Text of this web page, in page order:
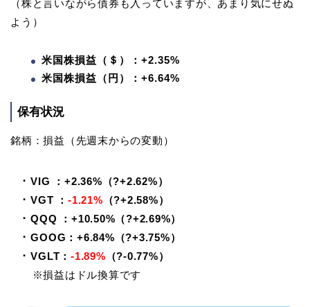
（株と言いながら債券も入っていますが、あまり気にせぬ
よう）
米国株損益（＄）：+2.35%
米国株損益（円）：+6.64%
保有状況
銘柄：損益（先週末からの変動）
･ VIG ：+2.36%（?+2.62%）
･ VGT ：-1.21% （?+2.58%）
･ QQQ ：+10.50%（?+2.69%）
･ GOOG：+6.84%（?+3.75%）
･ VGLT：-1.89% （?-0.77%）
※損益はドル換算です